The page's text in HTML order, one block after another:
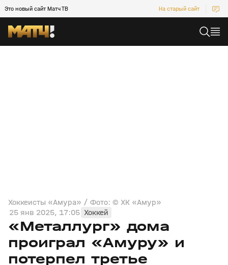
Это новый сайт Матч ТВ На старый сайт
Хоккеисты «Амура» / Фото: © ХК «Амур»
25 янв 2025, 17:05 Хоккей
«Металлург» дома
проиграл «Амуру» и
потерпел третье